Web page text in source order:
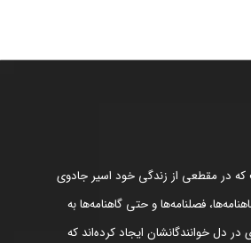
در مقطعی از زندگی خود اسیر جادوی
فصلنامه‌ها و حتی گاهنامه‌ها به
دل خوانندگانشان ایجاد کرده‌اند که